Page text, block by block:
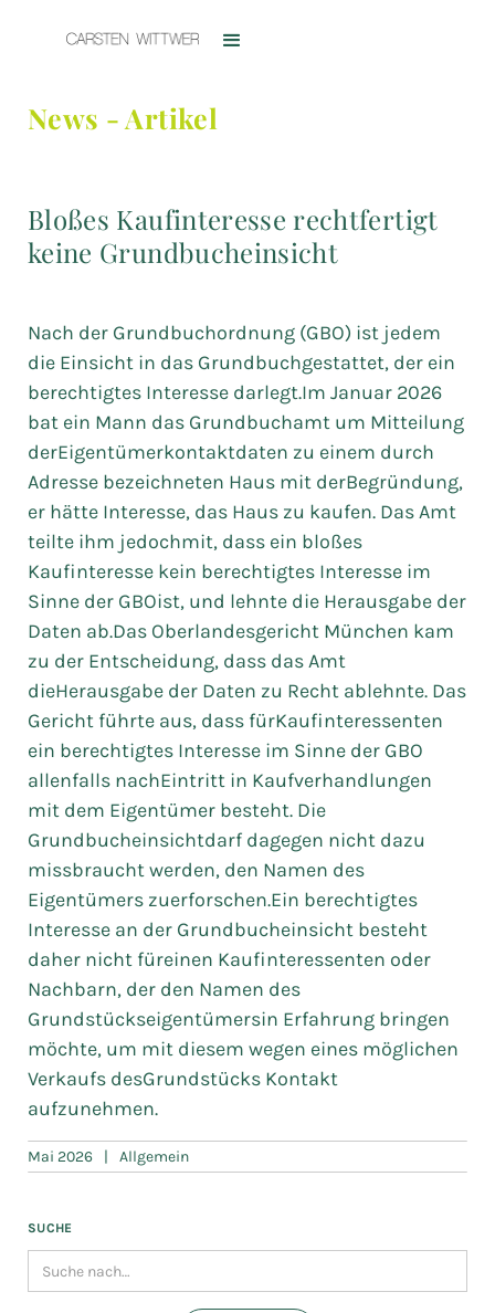
News - Artikel
Bloßes Kaufinteresse rechtfertigt
keine Grundbucheinsicht
Nach der Grundbuchordnung (GBO) ist jedem
die Einsicht in das Grundbuchgestattet, der ein
berechtigtes Interesse darlegt.Im Januar 2026
bat ein Mann das Grundbuchamt um Mitteilung
derEigentümerkontaktdaten zu einem durch
Adresse bezeichneten Haus mit derBegründung,
er hätte Interesse, das Haus zu kaufen. Das Amt
teilte ihm jedochmit, dass ein bloßes
Kaufinteresse kein berechtigtes Interesse im
Sinne der GBOist, und lehnte die Herausgabe der
Daten ab.Das Oberlandesgericht München kam
zu der Entscheidung, dass das Amt
dieHerausgabe der Daten zu Recht ablehnte. Das
Gericht führte aus, dass fürKaufinteressenten
ein berechtigtes Interesse im Sinne der GBO
allenfalls nachEintritt in Kaufverhandlungen
mit dem Eigentümer besteht. Die
Grundbucheinsichtdarf dagegen nicht dazu
missbraucht werden, den Namen des
Eigentümers zuerforschen.Ein berechtigtes
Interesse an der Grundbucheinsicht besteht
daher nicht füreinen Kaufinteressenten oder
Nachbarn, der den Namen des
Grundstückseigentümersin Erfahrung bringen
möchte, um mit diesem wegen eines möglichen
Verkaufs desGrundstücks Kontakt
aufzunehmen.
Mai 2026 | Allgemein
SUCHE